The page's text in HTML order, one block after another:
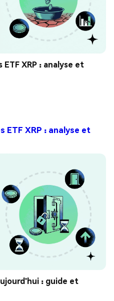
XRP : analyse et
ETF XRP : analyse et
: guide et